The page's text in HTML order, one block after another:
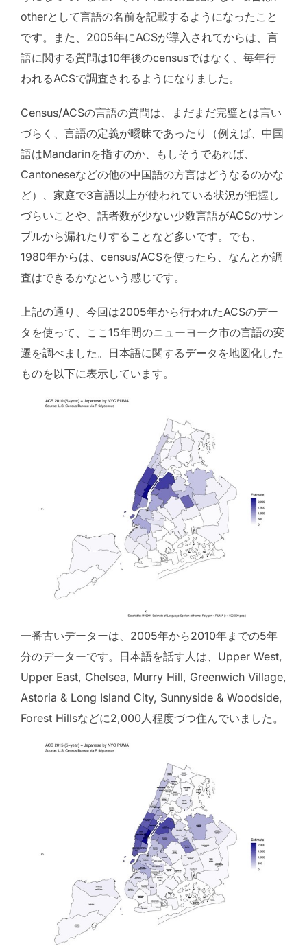
otherとして言語の名前を記載するようになったこと
です。また、2005年にACSが導入されてからは、言
語に関する質問は10年後のcensusではなく、毎年行
われるACSで調査されるようになりました。
Census/ACSの言語の質問は、まだまだ完璧とは言い
づらく、言語の定義が曖昧であったり（例えば、中国
語はMandarinを指すのか、もしそうであれば、
Cantoneseなどの他の中国語の方言はどうなるのかな
ど）、家庭で3言語以上が使われている状況が把握し
づらいことや、話者数が少ない少数言語がACSのサン
プルから漏れたりすることなど多いです。でも、
1980年からは、census/ACSを使ったら、なんとか調
査はできるかなという感じです。
上記の通り、今回は2005年から行われたACSのデー
タを使って、ここ15年間のニューヨーク市の言語の変
遷を調べました。日本語に関するデータを地図化した
ものを以下に表示しています。
一番古いデーターは、2005年から2010年までの5年
分のデーターです。日本語を話す人は、Upper West,
Upper East, Chelsea, Murry Hill, Greenwich Village,
Astoria & Long Island City, Sunnyside & Woodside,
Forest Hillsなどに2,000人程度づつ住んでいました。